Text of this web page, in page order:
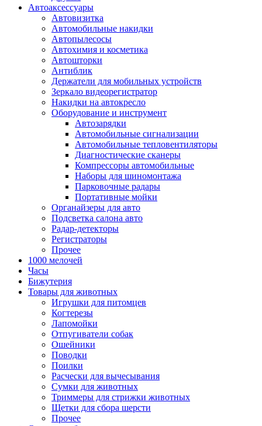
Автоаксессуары
Автовизитка
Автомобильные накидки
Автопылесосы
Автохимия и косметика
Автошторки
Антиблик
Держатели для мобильных устройств
Зеркало видеорегистратор
Накидки на автокресло
Оборудование и инструмент
Автозарядки
Автомобильные сигнализации
Автомобильные тепловентиляторы
Диагностические сканеры
Компрессоры автомобильные
Наборы для шиномонтажа
Парковочные радары
Портативные мойки
Органайзеры для авто
Подсветка салона авто
Радар-детекторы
Регистраторы
Прочее
1000 мелочей
Часы
Бижутерия
Товары для животных
Игрушки для питомцев
Когтерезы
Лапомойки
Отпугиватели собак
Ошейники
Поводки
Поилки
Расчески для вычесывания
Сумки для животных
Триммеры для стрижки животных
Щетки для сбора шерсти
Прочее